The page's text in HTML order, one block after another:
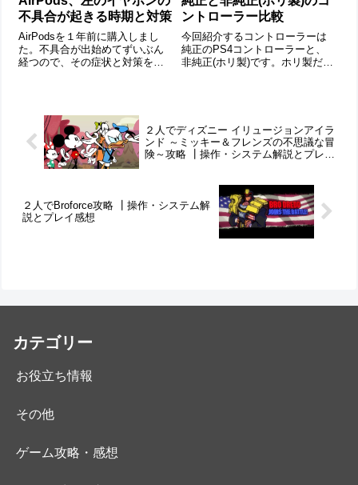
不具合が起きる時期と対策
AirPodsを１年前に購入しまし
た。不具合が出始めてずいぶん
経つので、その症状と対策を紹
中であることを表します。見た
目は特に劣化せず、とてもし
っ...
ントローラー比較
今回紹介するコントローラーは
純正のPS4コントローラーと、
非純正(ホリ製)です。ホリ製だけ
るつまみを切り替えるだけで
す。...
２人でディズニー イリュージョンアイラ
ンド ～ミッキー＆フレンズの不思議な冒
険～攻略 ┃操作・システム解説とプレイ
２人でBroforce攻略 ┃操作・システム解
説とプレイ感想
カテゴリー
お役立ち情報
その他
ゲーム攻略・感想